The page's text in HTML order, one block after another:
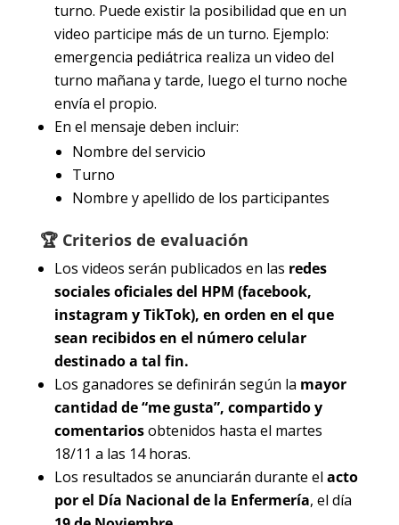
turno. Puede existir la posibilidad que en un
video participe más de un turno. Ejemplo:
emergencia pediátrica realiza un video del
turno mañana y tarde, luego el turno noche
envía el propio.
En el mensaje deben incluir:
Nombre del servicio
Turno
Nombre y apellido de los participantes
🏆 Criterios de evaluación
Los videos serán publicados en las redes
sociales oficiales del HPM (facebook,
instagram y TikTok), en orden en el que
sean recibidos en el número celular
destinado a tal fin.
Los ganadores se definirán según la mayor
cantidad de “me gusta”, compartido y
comentariosobtenidos hasta el martes
18/11 a las 14 horas.
Los resultados se anunciarán durante el acto
por el Día Nacional de la Enfermería, el día